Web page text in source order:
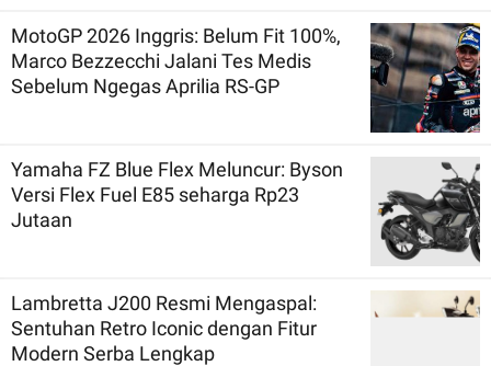
MotoGP 2026 Inggris: Belum Fit 100%,
Marco Bezzecchi Jalani Tes Medis
Sebelum Ngegas Aprilia RS-GP
Yamaha FZ Blue Flex Meluncur: Byson
Versi Flex Fuel E85 seharga Rp23
Jutaan
Lambretta J200 Resmi Mengaspal:
Sentuhan Retro Iconic dengan Fitur
Modern Serba Lengkap